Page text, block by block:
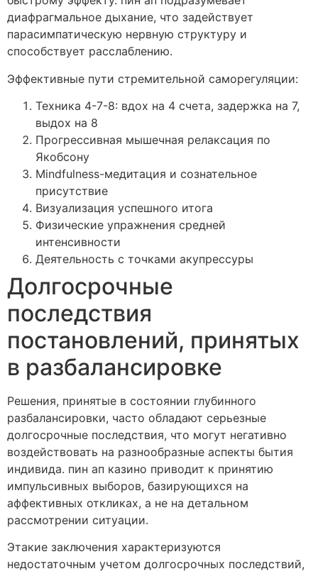
диафрагмальное дыхание, что задействует
парасимпатическую нервную структуру и
способствует расслаблению.
Эффективные пути стремительной саморегуляции:
Техника 4-7-8: вдох на 4 счета, задержка на 7,
выдох на 8
Прогрессивная мышечная релаксация по
Якобсону
Mindfulness-медитация и сознательное
присутствие
Визуализация успешного итога
Физические упражнения средней
интенсивности
Деятельность с точками акупрессуры
Долгосрочные
последствия
постановлений, принятых
в разбалансировке
Решения, принятые в состоянии глубинного
разбалансировки, часто обладают серьезные
долгосрочные последствия, что могут негативно
воздействовать на разнообразные аспекты бытия
индивида. пин ап казино приводит к принятию
импульсивных выборов, базирующихся на
аффективных откликах, а не на детальном
рассмотрении ситуации.
Этакие заключения характеризуются
недостаточным учетом долгосрочных последствий,